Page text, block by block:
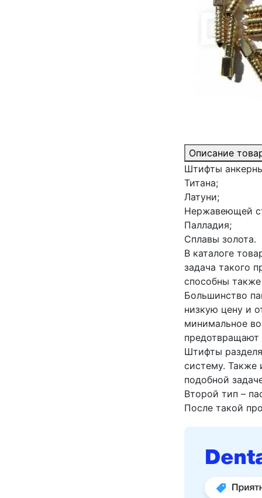
Описание
Штифты
Титана;
Латуни;
Нержавеющей
Палладия;
Сплавы золота.
В каталоге
задача такого
способны
Большинство
низкую цену и
минимальное
Штифты
систему. Также
подобной
Второй тип –
После такой